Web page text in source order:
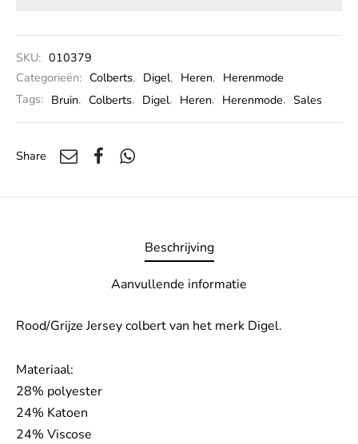
SKU: 010379
Categorieën: Colberts, Digel, Heren, Herenmode
Tags: Bruin, Colberts, Digel, Heren, Herenmode, Sales
Share
Beschrijving
Aanvullende informatie
Rood/Grijze Jersey colbert van het merk Digel.
Materiaal:
28% polyester
24% Katoen
24% Viscose